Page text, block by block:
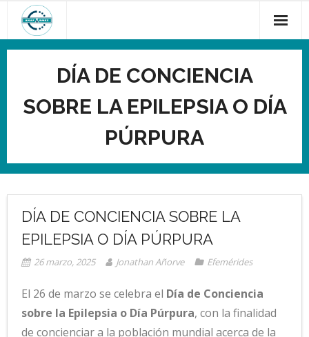
contenido
DÍA DE CONCIENCIA
SOBRE LA EPILEPSIA O DÍA
PÚRPURA
DÍA DE CONCIENCIA SOBRE LA
EPILEPSIA O DÍA PÚRPURA
26 marzo, 2025 Jonathan Añorve Efemérides
El 26 de marzo se celebra el Día de Conciencia
sobre la Epilepsia o Día Púrpura, con la finalidad
de concienciar a la población mundial acerca de la